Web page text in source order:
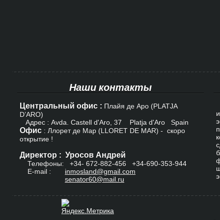
Наши контакты
Центральный офис : Плайя де Аро (PLATJA
D’ARO)
Адрес : Avda. Castell d'Aro, 37 Platja d'Aro Spain
Офис : Ллорет де Мар (LLORET DE MAR) - скоро
открытие !
Директор : Уросов Андрей
Телефоны: +34- 672-882-456
+34-690-353-944
E-mail : inmosland@gmail.com
senator60@mail.ru